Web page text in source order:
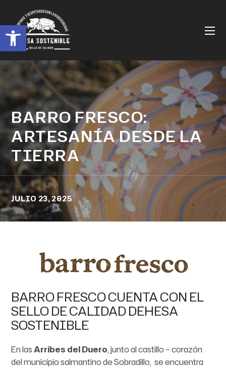
Abrir barra de herramientas
BARRO FRESCO:
ARTESANÍA DESDE LA
TIERRA
JULIO 23, 2025
BARRO FRESCO CUENTA CON EL
SELLO DE CALIDAD DEHESA
SOSTENIBLE
En lasArribes del Duero, junto al castillo – corazón
del municipio salmantino de Sobradillo, se encuentra